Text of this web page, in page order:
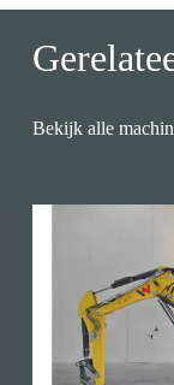
Bekijk alle